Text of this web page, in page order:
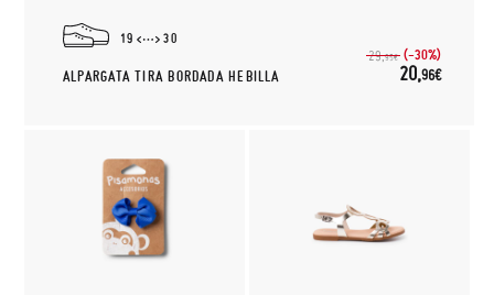
19 30
ALPARGATA TIRA BORDADA HEBILLA
29,95€ (-30%)
20,96€